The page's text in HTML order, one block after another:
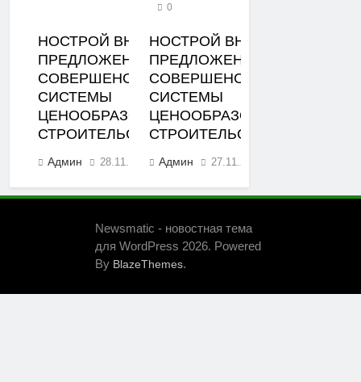
0
НОСТРОЙ ВНЕС
ПРЕДЛОЖЕНИЯ ПО
СОВЕРШЕНСТВОВАНИЮ
СИСТЕМЫ
ЦЕНООБРАЗОВАНИЯ В
СТРОИТЕЛЬСТВЕ
Админ 28.11.2023 0
НОСТРОЙ ВНЕС
ПРЕДЛОЖЕНИЯ ПО
СОВЕРШЕНСТВОВАНИЮ
СИСТЕМЫ
ЦЕНООБРАЗОВАНИЯ В
СТРОИТЕЛЬСТВЕ
Админ 27.11.2023
Newsmatic - новостная тема
для WordPress 2026. Powered
By BlazeThemes.